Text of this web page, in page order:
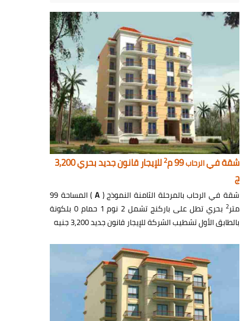
شقة فيالرحاب99 م 2
للإيجار قانون جديد بحري 3,200
ج
شقة في الرحاب بالمرحلة الثامنة النموذج (A
) المساحة 99
متر2
بحري تطل على باركنج تشمل 2 نوم 1 حمام 0 بلكونة
بالطابق الأول تشطيب الشركة للإيجار قانون جديد 3,200 جنيه